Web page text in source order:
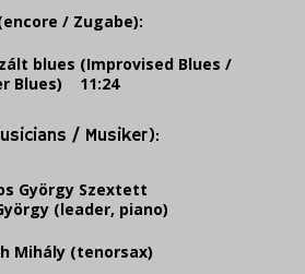
/ Zugabe):
blues (Improvised Blues /
Blues) 11:24
/ Musiker):
György Szextett
(leader, piano)
Mihály (tenorsax)